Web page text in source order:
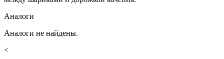
Аналоги
Аналоги не найдены.
<